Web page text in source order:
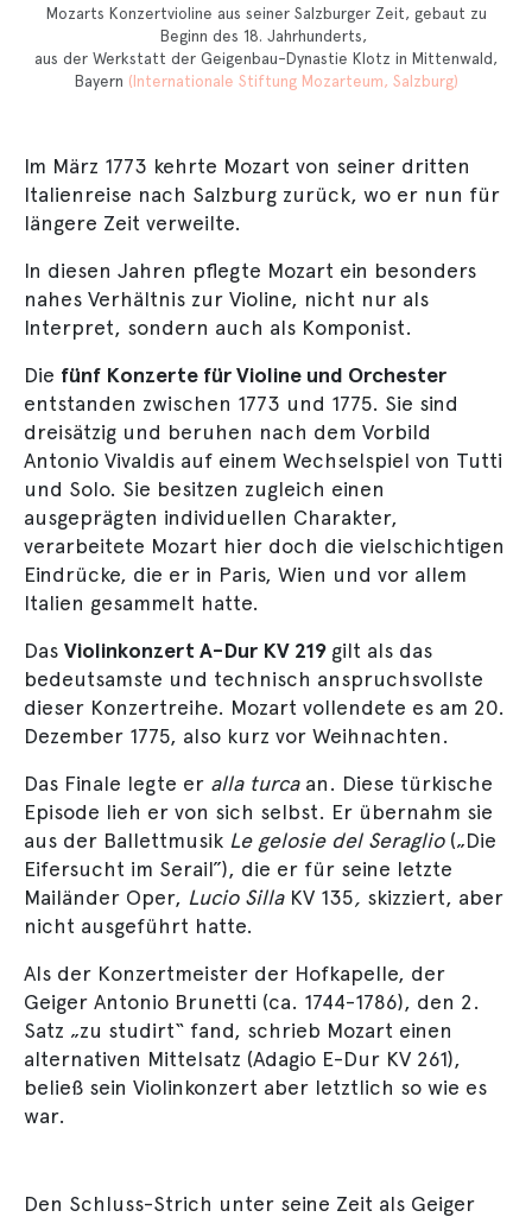
Mozarts Konzertvioline aus seiner Salzburger Zeit, gebaut zu
Beginn des 18. Jahrhunderts,
aus der Werkstatt der Geigenbau-Dynastie Klotz in Mittenwald,
Bayern (Internationale Stiftung Mozarteum, Salzburg)
Im März 1773 kehrte Mozart von seiner dritten
Italienreise nach Salzburg zurück, wo er nun für
längere Zeit verweilte.
In diesen Jahren pflegte Mozart ein besonders
nahes Verhältnis zur Violine, nicht nur als
Interpret, sondern auch als Komponist.
Die fünf Konzerte für Violine und Orchester
entstanden zwischen 1773 und 1775. Sie sind
dreisätzig und beruhen nach dem Vorbild
Antonio Vivaldis auf einem Wechselspiel von Tutti
und Solo. Sie besitzen zugleich einen
ausgeprägten individuellen Charakter,
verarbeitete Mozart hier doch die vielschichtigen
Eindrücke, die er in Paris, Wien und vor allem
Italien gesammelt hatte.
Das Violinkonzert A-Dur KV 219 gilt als das
bedeutsamste und technisch anspruchsvollste
dieser Konzertreihe. Mozart vollendete es am 20.
Dezember 1775, also kurz vor Weihnachten.
Das Finale legte er alla turcaan. Diese türkische
Episode lieh er von sich selbst. Er übernahm sie
aus der Ballettmusik Le gelosie del Seraglio(„Die
Eifersucht im Serail”), die er für seine letzte
Mailänder Oper, Lucio Silla KV 135, skizziert, aber
nicht ausgeführt hatte.
Als der Konzertmeister der Hofkapelle, der
Geiger Antonio Brunetti (ca. 1744-1786), den 2.
Satz „zu studirt“ fand, schrieb Mozart einen
alternativen Mittelsatz (Adagio E-Dur KV 261),
beließ sein Violinkonzert aber letztlich so wie es
war.
Den Schluss-Strich unter seine Zeit als Geiger